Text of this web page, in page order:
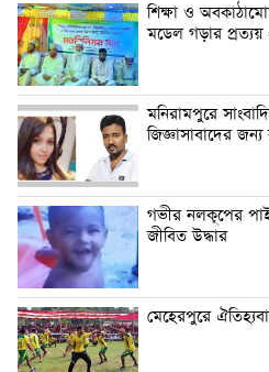
শিক্ষা ও
মডেল গড়ার
মনিরামপুরে
জিজ্ঞাসাবাদের
গভীর নলকূপের
জীবিত উদ্ধার
মেহেরপুরে